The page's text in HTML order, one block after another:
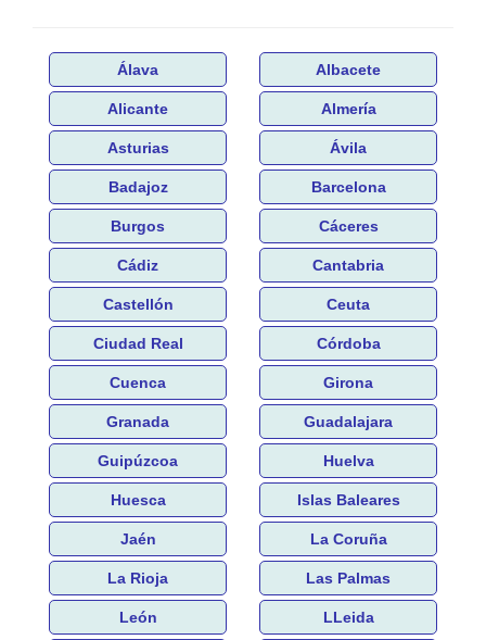
Álava Albacete
Alicante Almería
Asturias Ávila
Badajoz Barcelona
Burgos Cáceres
Cádiz Cantabria
Castellón Ceuta
Ciudad Real Córdoba
Cuenca Girona
Granada Guadalajara
Guipúzcoa Huelva
Huesca Islas Baleares
Jaén La Coruña
La Rioja Las Palmas
León LLeida